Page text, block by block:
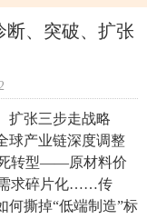
断、突破、扩张
扩张三步走战略
球产业链深度调整
转型——原材料价
需求碎片化……传
何撕掉“低端制造”标